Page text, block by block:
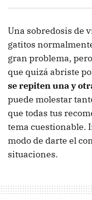
Una sobredosis de
gatitos
gran problema,
que quizá abriste
se repiten una y
puede molestar
que todas tus
tema cuestionable.
modo de darte el
situaciones.